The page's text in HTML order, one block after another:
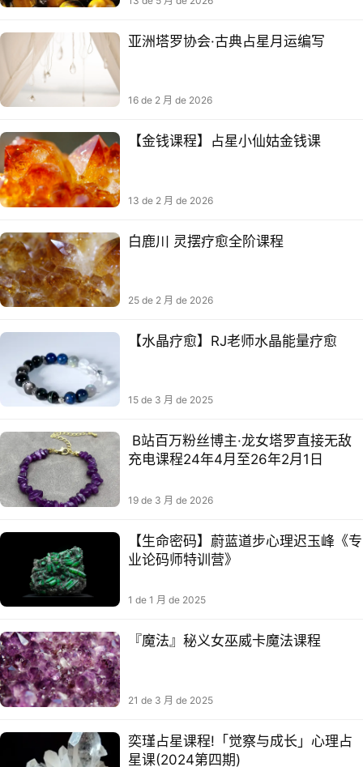
亚洲塔罗协会·古典占星月运编写
16 de 2 月 de 2026
【金钱课程】占星小仙姑金钱课
13 de 2 月 de 2026
白鹿川 灵摆疗愈全阶课程
25 de 2 月 de 2026
【水晶疗愈】RJ老师水‬晶能量疗愈
15 de 3 月 de 2025
B站百万粉丝博主·龙女塔罗直接无敌
充电课程24年4月至26年2月1日
19 de 3 月 de 2026
【生命密码】蔚蓝道步心理迟玉峰《专
业论码师特训营》
1 de 1 月 de 2025
『魔法』秘义女巫威卡魔法课程
21 de 3 月 de 2025
奕瑾占星课程!「觉察与成长」心理占
星课(2024第四期)